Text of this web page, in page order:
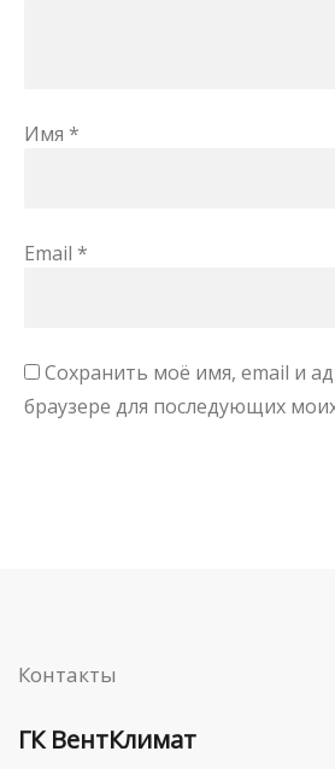
Имя *
Email *
Сохранить моё имя, email и
браузере для последующих
Контакты
ГК ВентКлимат